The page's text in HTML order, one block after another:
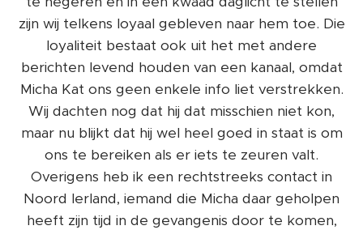
zijn wij telkens loyaal gebleven naar hem toe. Die
loyaliteit bestaat ook uit het met andere
berichten levend houden van een kanaal, omdat
Micha Kat ons geen enkele info liet verstrekken.
Wij dachten nog dat hij dat misschien niet kon,
maar nu blijkt dat hij wel heel goed in staat is om
ons te bereiken als er iets te zeuren valt.
Overigens heb ik een rechtstreeks contact in
Noord Ierland, iemand die Micha daar geholpen
heeft zijn tijd in de gevangenis door te komen,